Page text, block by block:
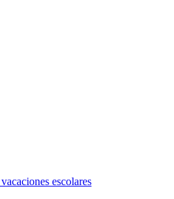
escolares